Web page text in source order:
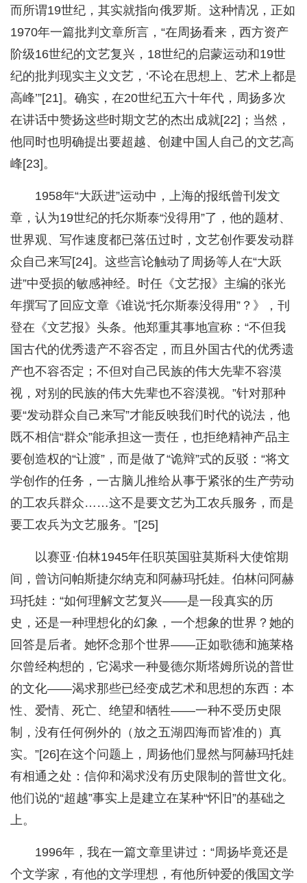
而所谓19世纪，其实就指向俄罗斯。这种情况，正如
1970年一篇批判文章所言，“在周扬看来，西方资产
阶级16世纪的文艺复兴，18世纪的启蒙运动和19世
纪的批判现实主义文艺，‘不论在思想上、艺术上都是
高峰’”[21]。确实，在20世纪五六十年代，周扬多次
在讲话中赞扬这些时期文艺的杰出成就[22]；当然，
他同时也明确提出要超越、创建中国人自己的文艺高
峰[23]。
1958年“大跃进”运动中，上海的报纸曾刊发文
章，认为19世纪的托尔斯泰“没得用”了，他的题材、
世界观、写作速度都已落伍过时，文艺创作要发动群
众自己来写[24]。这些言论触动了周扬等人在“大跃
进”中受损的敏感神经。时任《文艺报》主编的张光
年撰写了回应文章《谁说“托尔斯泰没得用”？》，刊
登在《文艺报》头条。他郑重其事地宣称：“不但我
国古代的优秀遗产不容否定，而且外国古代的优秀遗
产也不容否定；不但对自己民族的伟大先辈不容漠
视，对别的民族的伟大先辈也不容漠视。”针对那种
要“发动群众自己来写”才能反映我们时代的说法，他
既不相信“群众”能承担这一责任，也拒绝精神产品主
要创造权的“让渡”，而是做了“诡辩”式的反驳：“将文
学创作的任务，一古脑儿推给从事于紧张的生产劳动
的工农兵群众……这不是要文艺为工农兵服务，而是
要工农兵为文艺服务。”[25]
以赛亚·伯林1945年任职英国驻莫斯科大使馆期
间，曾访问帕斯捷尔纳克和阿赫玛托娃。伯林问阿赫
玛托娃：“如何理解文艺复兴——是一段真实的历
史，还是一种理想化的幻象，一个想象的世界？她的
回答是后者。她怀念那个世界——正如歌德和施莱格
尔曾经构想的，它渴求一种曼德尔斯塔姆所说的普世
的文化——渴求那些已经变成艺术和思想的东西：本
性、爱情、死亡、绝望和牺牲——一种不受历史限
制，没有任何例外的（放之五湖四海而皆准的）真
实。”[26]在这个问题上，周扬他们显然与阿赫玛托娃
有相通之处：信仰和渴求没有历史限制的普世文化。
他们说的“超越”事实上是建立在某种“怀旧”的基础之
上。
1996年，我在一篇文章里讲过：“周扬毕竟还是
个文学家，有他的文学理想，有他所钟爱的俄国文学